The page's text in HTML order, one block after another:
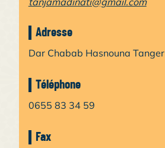
Adresse
Dar Chabab Hasnouna Tanger
Téléphone
0655 83 34 59
Fax